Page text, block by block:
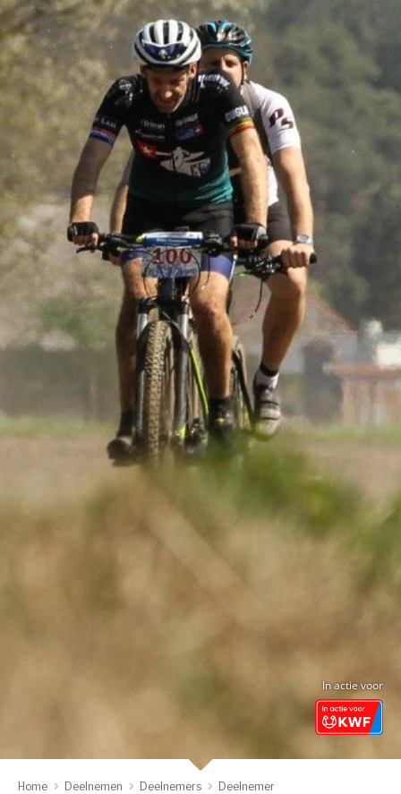
In actie voor
Home Deelnemen Deelnemers Deelnemer